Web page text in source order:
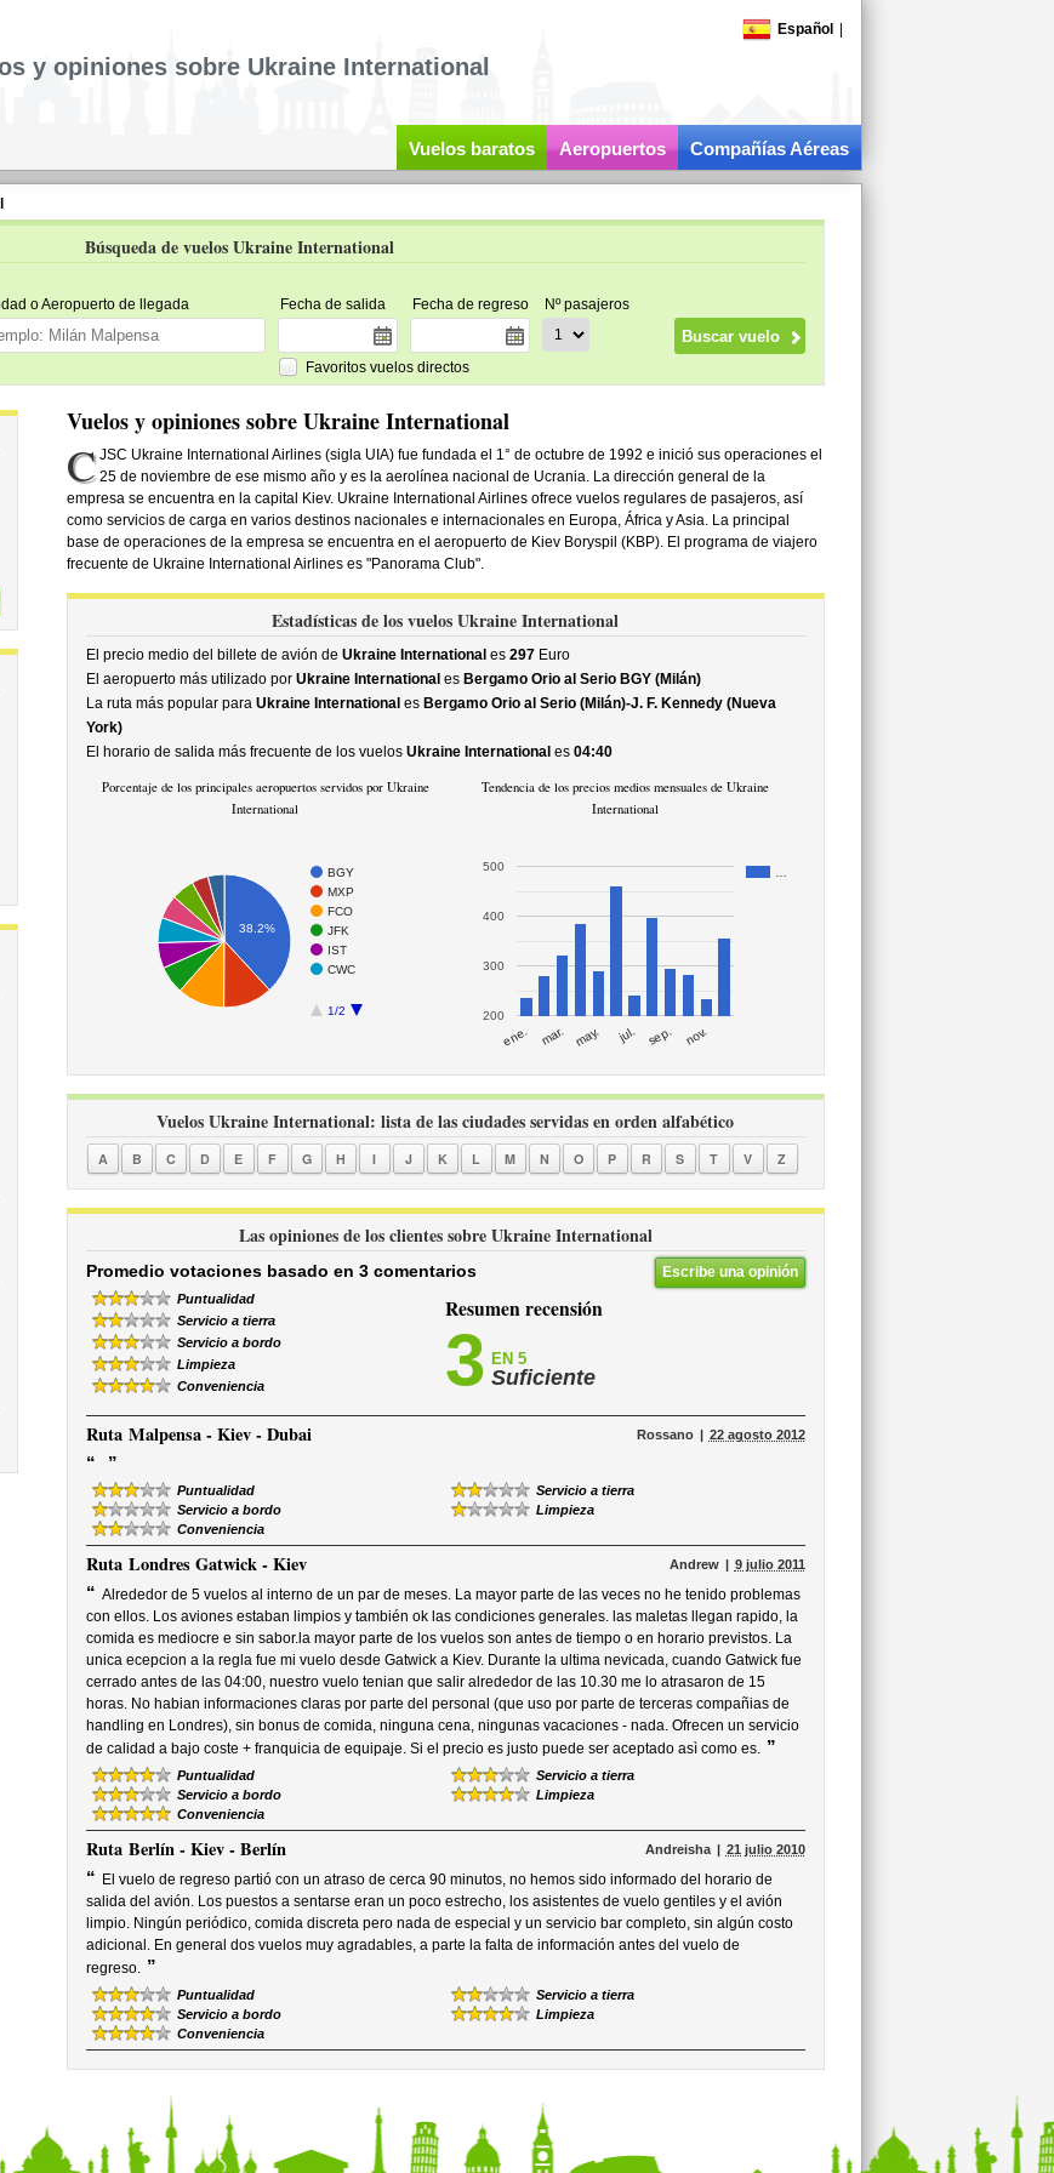
Español
y opiniones sobre Ukraine International
Vuelos baratos Aeropuertos Compañías Aéreas
Búsqueda de vuelos Ukraine International
o Aeropuerto de llegada Fecha de salida Fecha de regreso Nº pasajeros
Favoritos vuelos directos
Vuelos y opiniones sobre Ukraine International
C JSC Ukraine International Airlines (sigla UIA) fue fundada el 1° de octubre de 1992 e inició sus operaciones el
25 de noviembre de ese mismo año y es la aerolínea nacional de Ucrania. La dirección general de la
empresa se encuentra en la capital Kiev. Ukraine International Airlines ofrece vuelos regulares de pasajeros, así
como servicios de carga en varios destinos nacionales e internacionales en Europa, África y Asia. La principal
base de operaciones de la empresa se encuentra en el aeropuerto de Kiev Boryspil (KBP). El programa de viajero
frecuente de Ukraine International Airlines es "Panorama Club".
Estadísticas de los vuelos Ukraine International
El precio medio del billete de avión de Ukraine International es 297Euro
El aeropuerto más utilizado por Ukraine International es Bergamo Orio al Serio BGY (Milán)
La ruta más popular para Ukraine International es Bergamo Orio al Serio (Milán)-J. F. Kennedy (Nueva
York)
El horario de salida más frecuente de los vuelos Ukraine International es 04:40
Porcentaje de los principales aeropuertos servidos por Ukraine
International
BGY
MXP
FCO
JFK
IST
CWC
1/2
38.2%
Tendencia de los precios medios mensuales de Ukraine
International
ene. mar. may. jul. sep. nov.
200
300
400
500
Vuelos Ukraine International: lista de las ciudades servidas en orden alfabético
A B C D E F G H I J K L M N O P R S T V Z
Las opiniones de los clientes sobre Ukraine International
Escribe una opinión
Promedio votaciones basado en 3 comentarios
Puntualidad
Servicio a tierra
Servicio a bordo
Limpieza
Conveniencia
Resumen recensión
3 EN 5
Suficiente
Ruta Malpensa - Kiev - Dubai Rossano 22 agosto 2012
“ ”
Puntualidad
Servicio a tierra
Servicio a bordo
Limpieza
Conveniencia
Ruta Londres Gatwick - Kiev Andrew 9 julio 2011
“ Alrededor de 5 vuelos al interno de un par de meses. La mayor parte de las veces no he tenido problemas
con ellos. Los aviones estaban limpios y también ok las condiciones generales. las maletas llegan rapido, la
comida es mediocre e sin sabor.la mayor parte de los vuelos son antes de tiempo o en horario previstos. La
unica ecepcion a la regla fue mi vuelo desde Gatwick a Kiev. Durante la ultima nevicada, cuando Gatwick fue
cerrado antes de las 04:00, nuestro vuelo tenian que salir alrededor de las 10.30 me lo atrasaron de 15
horas. No habian informaciones claras por parte del personal (que uso por parte de terceras compañias de
handling en Londres), sin bonus de comida, ninguna cena, ningunas vacaciones - nada. Ofrecen un servicio
de calidad a bajo coste + franquicia de equipaje. Si el precio es justo puede ser aceptado asì como es. ”
Puntualidad
Servicio a tierra
Servicio a bordo
Limpieza
Conveniencia
Ruta Berlín - Kiev - Berlín Andreisha 21 julio 2010
“ El vuelo de regreso partió con un atraso de cerca 90 minutos, no hemos sido informado del horario de
salida del avión. Los puestos a sentarse eran un poco estrecho, los asistentes de vuelo gentiles y el avión
limpio. Ningún periódico, comida discreta pero nada de especial y un servicio bar completo, sin algún costo
adicional. En general dos vuelos muy agradables, a parte la falta de información antes del vuelo de
regreso. ”
Puntualidad
Servicio a tierra
Servicio a bordo
Limpieza
Conveniencia